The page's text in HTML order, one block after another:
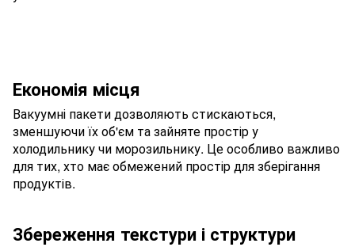
Економія місця
Вакуумні пакети дозволяють стискаються,
зменшуючи їх об'єм та зайняте простір у
холодильнику чи морозильнику. Це особливо важливо
для тих, хто має обмежений простір для зберігання
продуктів.
Збереження текстури і структури